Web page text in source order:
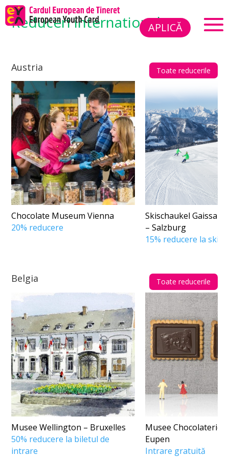
APLICĂ
Reduceri internationale
Austria Toate reducerile
Chocolate Museum Vienna
20% reducere
Skischaukel
– Salzburg
15% reducere la
Belgia Toate reducerile
Musee Wellington – Bruxelles
50% reducere la biletul de
intrare
Musee Chocolaterie
Eupen
Intrare gratuită